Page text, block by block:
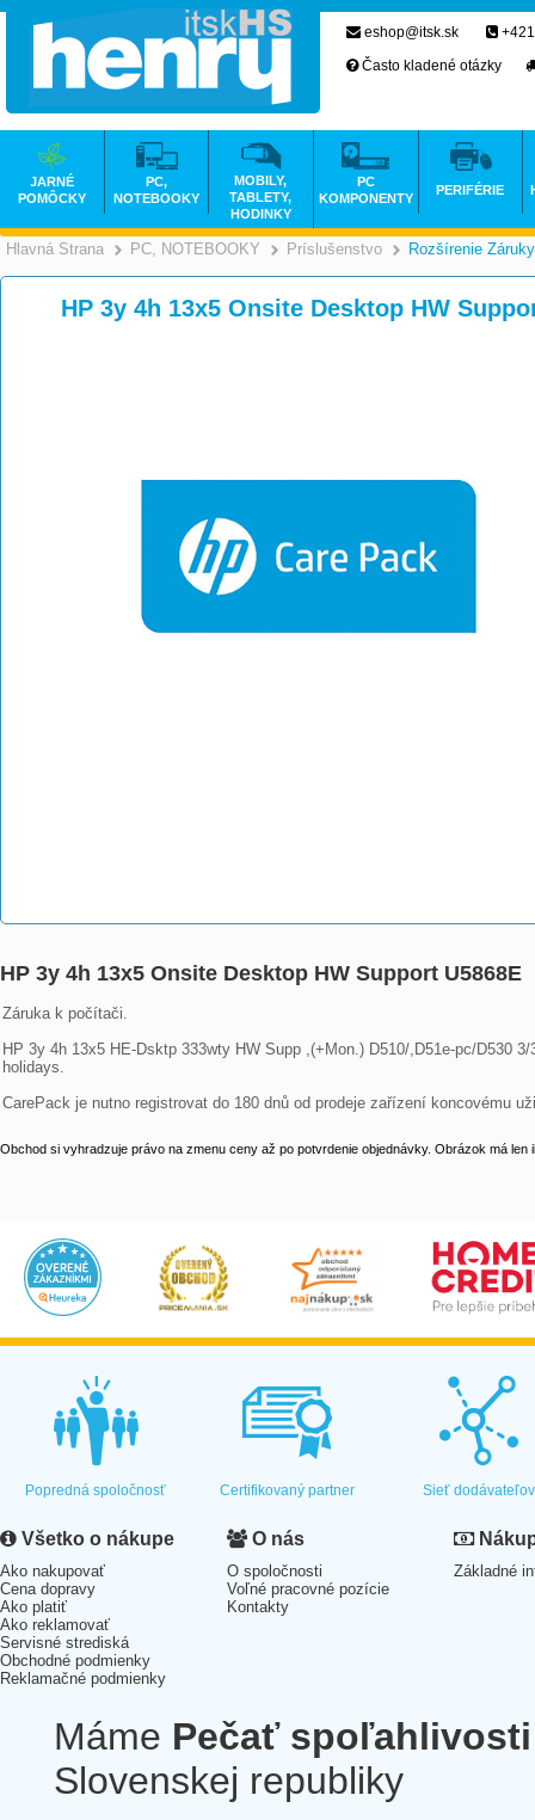
Hlavná Strana >
PC, NOTEBOOKY >
Príslušenstvo Rozšírenie Záruky
HP 3y 4h 13x5 Onsite Desktop HW
HP 3y 4h 13x5 Onsite Desktop HW Support U5868E
Záruka k počítači.
HP 3y 4h 13x5 HE-Dsktp 333wty HW Supp ,(+Mon.) D510/,D51e-pc/D530
holidays.
CarePack je nutno registrovat do 180 dnů od prodeje zařízení koncovému
Obchod si vyhradzuje právo na zmenu ceny až po potvrdenie objednávky. Obrázok má len
eshop@itsk.sk
Často kladené otázky
JARNÉ
POMÔCKY
PC,
NOTEBOOKY
MOBILY,
TABLETY,
HODINKY
PC
KOMPONENTY
PERIFÉRIE
Popredná spoločnosť Certifikovaný partner Sieť dodávateľov
Všetko o nákupe
Ako nakupovať
Cena dopravy
Ako platiť
Ako reklamovať
Servisné strediská
Obchodné podmienky
Reklamačné podmienky
O nás
O spoločnosti
Voľné pracovné pozície
Kontakty
Základné
Máme Pečať spoľahlivosti
Slovenskej republiky